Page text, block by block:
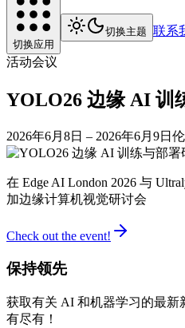
切换应用
切换主题 联系
活动会议
YOLO26 边缘 AI 训
2026年6月8日 – 2026年6月9日
在 Edge AI London 2026 与
加边缘计算机视觉研讨会
Check out the event!
保持领先
获取有关 AI 和机器学习的最
有尽有！